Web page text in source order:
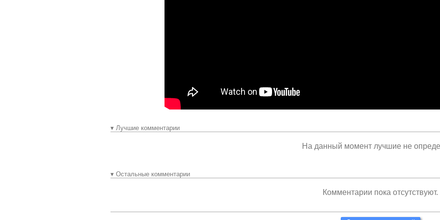
▾ Лучшие комментарии
На данный момент лучшие не
▾ Остальные комментарии
Комментарии пока отсутствуют.